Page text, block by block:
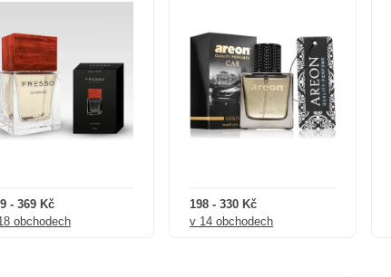
a při styku s vodou může mít dlouhodobé negativní účinky.
Ošetřujícímu lékaři ukažte balení nebo etiketu výrobku.
- 369 Kč
obchodech
198 - 330 Kč
v 14 obchodech